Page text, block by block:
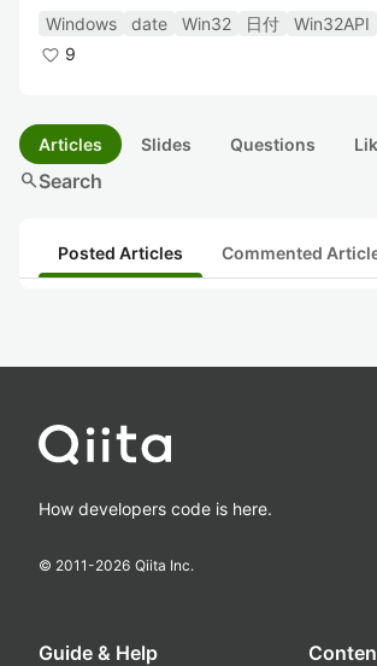
Windows date Win32 日付
Win32API
9
Articles Slides Questions
searchSearch
Posted Articles Commented
How developers code is here.
© 2011-2026 Qiita Inc.
Guide & Help